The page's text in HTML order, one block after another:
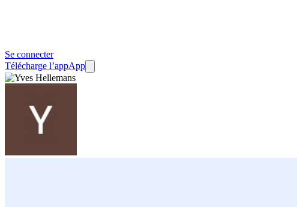
Se connecter
Télécharge l’appApp